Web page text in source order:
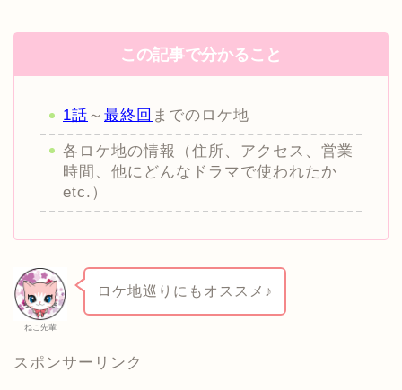
この記事で分かること
1話 ～ 最終回 までのロケ地
各ロケ地の情報（住所、アクセス、営業
時間、他にどんなドラマで使われたか
etc.）
ねこ先輩
ロケ地巡りにもオススメ♪
スポンサーリンク